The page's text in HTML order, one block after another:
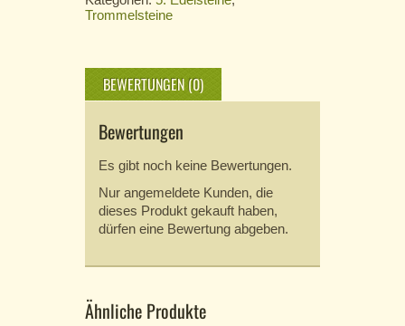
Trommelsteine
BEWERTUNGEN (0)
Bewertungen
Es gibt noch keine Bewertungen.
Nur angemeldete Kunden, die
dieses Produkt gekauft haben,
dürfen eine Bewertung abgeben.
Ähnliche Produkte